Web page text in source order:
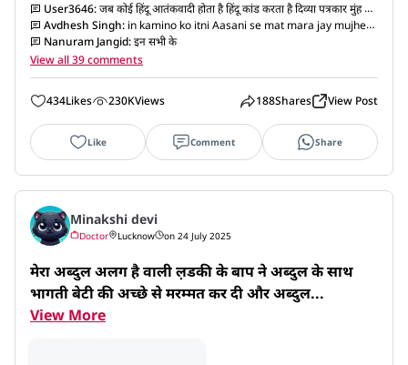
User3646:जब कोई हिंदू आतंकवादी होता है हिंदू कांड करता है दिव्या पत्रकार मुंह में
चिंगम डालकर चबाने लग जाते हैं और अगर मुसलमान का नाम होता है तो यह चिंगम
निकालकर फेंक देते हैं और चिल्ला चिल्ला कर रखा तरकर बदनाम करने के लिए लग जाते हैं
Avdhesh Singh: in kamino ko itni Aasani se mat mara jay mujhe
pm sahab ji se Anurodh hai ki unhe lohe ki rodd garm karke dagaa
jay aur to aur dono Aankhen fod diya jay kam se kam in duston ko
jindagi bhar yaad gaar ban jay ki humlog jaise kiye the vaise hi saja
Nanuram Jangid:इन सभी के
View all 39 comments
434Likes 230KViews 188Shares View Post
Like Comment Share
Minakshi devi
Doctor Lucknow on 24 July 2025
मेरा अब्दुल अलग है वाली ल़डकी के बाप ने अब्दुल के साथ
भागती बेटी की अच्छे से मरम्मत कर दी और अब्दुल...
View More